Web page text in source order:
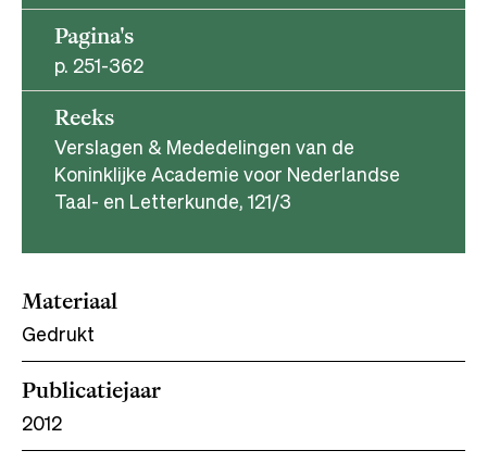
Pagina's
p. 251-362
Reeks
Verslagen & Mededelingen van de
Koninklijke Academie voor Nederlandse
Taal- en Letterkunde, 121/3
Materiaal
Gedrukt
Publicatiejaar
2012